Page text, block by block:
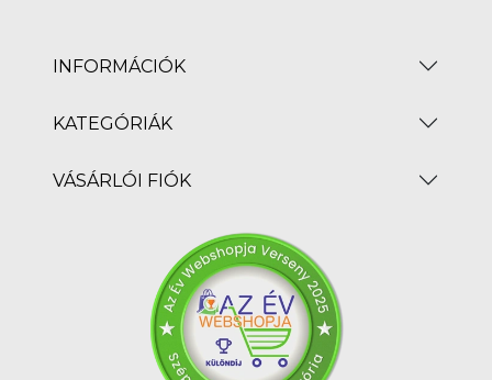
INFORMÁCIÓK
KATEGÓRIÁK
VÁSÁRLÓI FIÓK